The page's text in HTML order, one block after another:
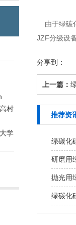
村
学
由于绿碳
JZF分级设
分享到：
上一篇：
推荐资
绿碳化
研磨用
抛光用
绿碳化